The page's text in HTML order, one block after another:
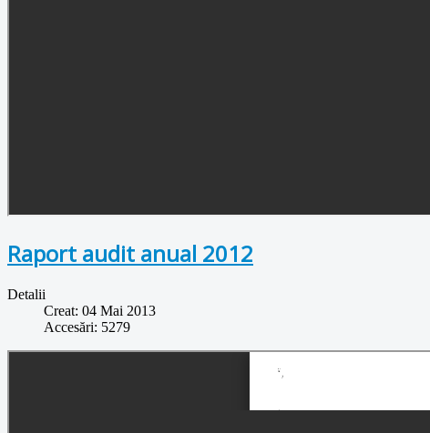
Raport audit anual 2012
Detalii
Creat: 04 Mai 2013
Accesări: 5279